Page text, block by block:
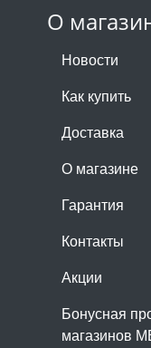
О
Новости
Как купить
Доставка
О магазине
Гарантия
Контакты
Акции
Бонусная
магазинов